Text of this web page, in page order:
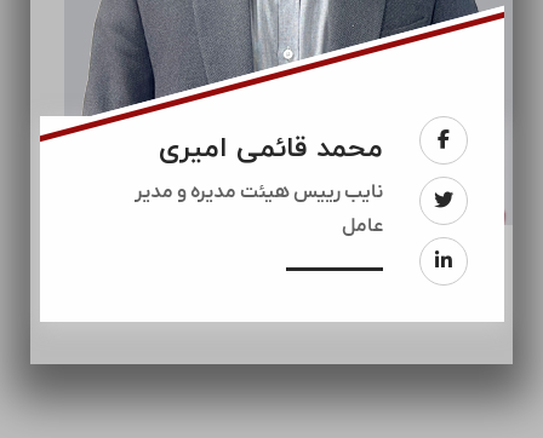
محمد قائمی امیری
نایب رییس هیئت مدیره و مدیر
عامل